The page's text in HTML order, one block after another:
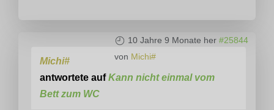
10 Jahre 9 Monate her #25844
von Michi#
Michi#
antwortete aufKann nicht einmal vom
Bett zum WC